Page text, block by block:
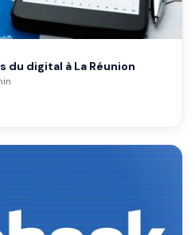
du digital à La Réunion